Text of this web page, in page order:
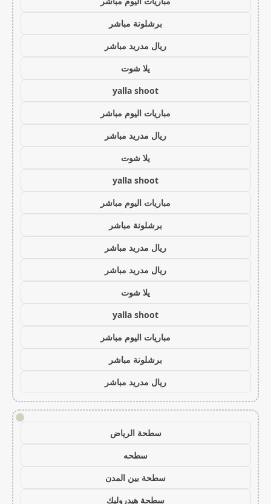
برشلونة مباشر
ريال مدريد مباشر
يلا شوت
yalla shoot
مباريات اليوم مباشر
ريال مدريد مباشر
يلا شوت
yalla shoot
مباريات اليوم مباشر
برشلونة مباشر
ريال مدريد مباشر
ريال مدريد مباشر
يلا شوت
yalla shoot
مباريات اليوم مباشر
برشلونة مباشر
ريال مدريد مباشر
!
سطحة الرياض
سطحه
سطحة بين المدن
سطحة هيدروليك